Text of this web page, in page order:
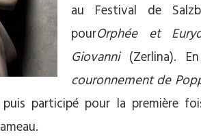
au Festival de
pourOrphée et
Giovanni(Zerlina).
couronnement de
participé pour la première